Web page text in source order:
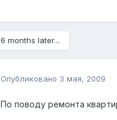
6 months later...
Опубликовано 3 мая, 2009
По поводу ремонта